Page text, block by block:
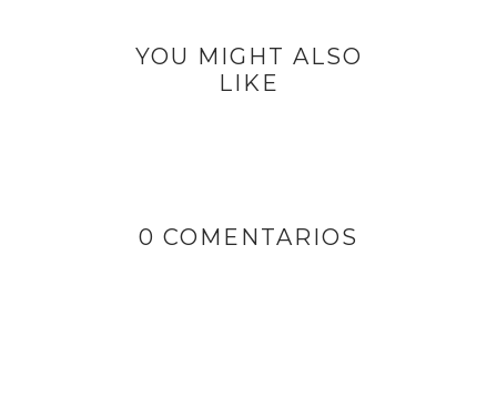
YOU MIGHT ALSO
LIKE
0 COMENTARIOS